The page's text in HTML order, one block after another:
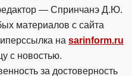
— Спринчанэ Д.Ю.
материалов с сайта
на sarinform.ru
с новостью.
за достоверность